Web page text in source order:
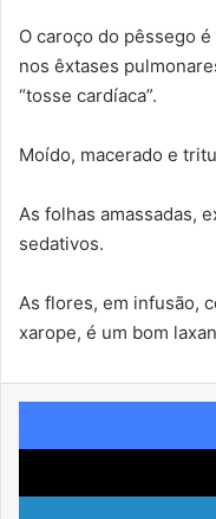
O caroço do pêssego
nos êxtases
“tosse cardíaca”.
Moído, macerado e
As folhas amassadas,
sedativos.
As flores, em infusão,
xarope, é um bom